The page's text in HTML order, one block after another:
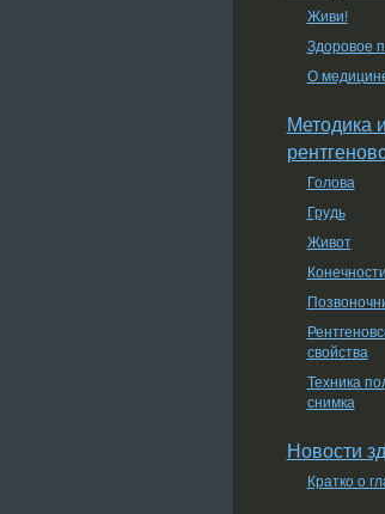
Живи!
Здоровое
О
Методика
Голова
Грудь
Живот
Конечности
свойства
Техника
снимка
Новости
Кратко о